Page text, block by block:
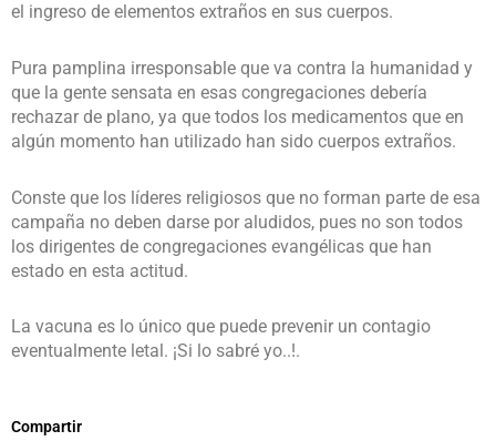
el ingreso de elementos extraños en sus cuerpos.
Pura pamplina irresponsable que va contra la humanidad y
que la gente sensata en esas congregaciones debería
rechazar de plano, ya que todos los medicamentos que en
algún momento han utilizado han sido cuerpos extraños.
Conste que los líderes religiosos que no forman parte de esa
campaña no deben darse por aludidos, pues no son todos
los dirigentes de congregaciones evangélicas que han
estado en esta actitud.
La vacuna es lo único que puede prevenir un contagio
eventualmente letal. ¡Si lo sabré yo..!.
Compartir